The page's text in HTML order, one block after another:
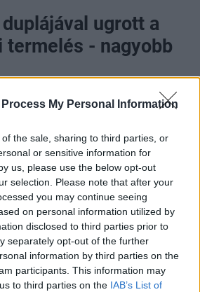
Process My Personal Information
the sale, sharing to third parties, or
or sensitive information for
us, please use the below opt-out
selection. Please note that after your
you may continue seeing
on personal information utilized by
disclosed to third parties prior to
separately opt-out of the further
information by third parties on the
participants. This information may
to third parties on the IAB’s List of
ugrott a
termelés - nagyobb
szemben 15.3%-
a szlovák éves alapú
még csak 4.7%-os volt
jelentős gyorsulás mögött a
meg, mely éves alapon
mutatott. A gépgyártás
cikkek gyártása 26.4, a
a járműgyártás 17.2%-os